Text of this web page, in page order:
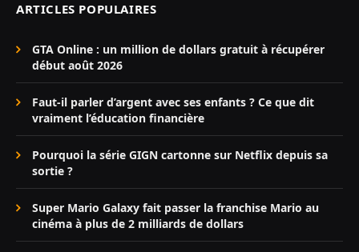
ARTICLES POPULAIRES
GTA Online : un million de dollars gratuit à récupérer
début août 2026
Faut-il parler d’argent avec ses enfants ? Ce que dit
vraiment l’éducation financière
Pourquoi la série GIGN cartonne sur Netflix depuis sa
sortie ?
Super Mario Galaxy fait passer la franchise Mario au
cinéma à plus de 2 milliards de dollars